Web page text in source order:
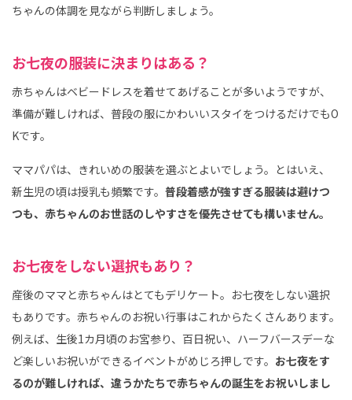
ちゃんの体調を見ながら判断しましょう。
お七夜の服装に決まりはある？
赤ちゃんはベビードレスを着せてあげることが多いようですが、
準備が難しければ、普段の服にかわいいスタイをつけるだけでもO
Kです。
ママパパは、きれいめの服装を選ぶとよいでしょう。とはいえ、
新生児の頃は授乳も頻繁です。 普段着感が強すぎる服装は避けつ
つも、赤ちゃんのお世話のしやすさを優先させても構いません。
お七夜をしない選択もあり？
産後のママと赤ちゃんはとてもデリケート。お七夜をしない選択
もありです。赤ちゃんのお祝い行事はこれからたくさんあります。
例えば、生後1カ月頃のお宮参り、百日祝い、ハーフバースデーな
ど楽しいお祝いができるイベントがめじろ押しです。 お七夜をす
るのが難しければ、違うかたちで赤ちゃんの誕生をお祝いしまし